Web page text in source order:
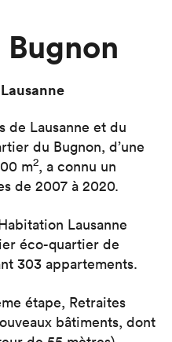
de Lausanne et du
du Bugnon, d’une
m2, a connu un
de 2007 à 2020.
Lausanne
éco-quartier de
303 appartements.
étape, Retraites
bâtiments, dont